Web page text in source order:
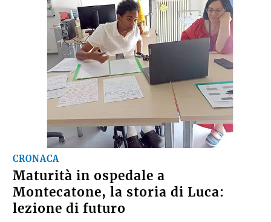
CRONACA
Maturità in ospedale a
Montecatone, la storia di Luca:
lezione di futuro